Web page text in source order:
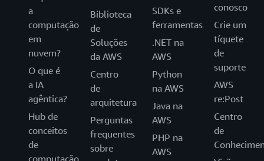
a
computação
em
nuvem?
O que é
a IA
agêntica?
Hub de
conceitos
de
Biblioteca
de
Soluções
da AWS
Centro
de
arquitetura
Perguntas
frequentes
sobre
SDKs e
ferramentas
.NET na
AWS
Python
na AWS
Java na
AWS
PHP na
AWS
conosco
Crie um
tíquete
de
suporte
AWS
re:Post
Centro
de